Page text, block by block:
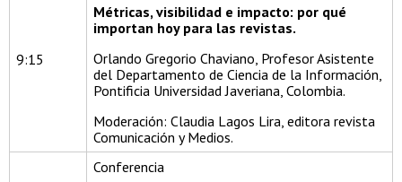
9:15
Métricas, visibilidad e impacto: por qué
importan hoy para las revistas.
Orlando Gregorio Chaviano, Profesor Asistente
del Departamento de Ciencia de la Información,
Pontificia Universidad Javeriana, Colombia.
Moderación: Claudia Lagos Lira, editora revista
Comunicación y Medios.
Conferencia